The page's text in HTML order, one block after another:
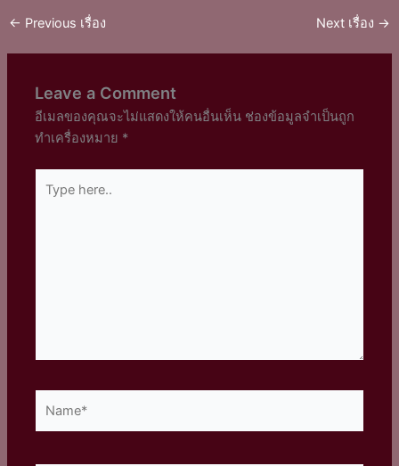
← Previous เรื่อง Next เรื่อง →
Leave a Comment
อีเมลของคุณจะไม่แสดงให้คนอื่นเห็น ช่องข้อมูลจำเป็นถูก
ทำเครื่องหมาย *
here..